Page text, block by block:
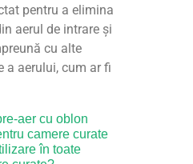
pentru a elimina
aerul de intrare și
cu alte
a aerului, cum ar fi
aer cu oblon
camere curate
în toate